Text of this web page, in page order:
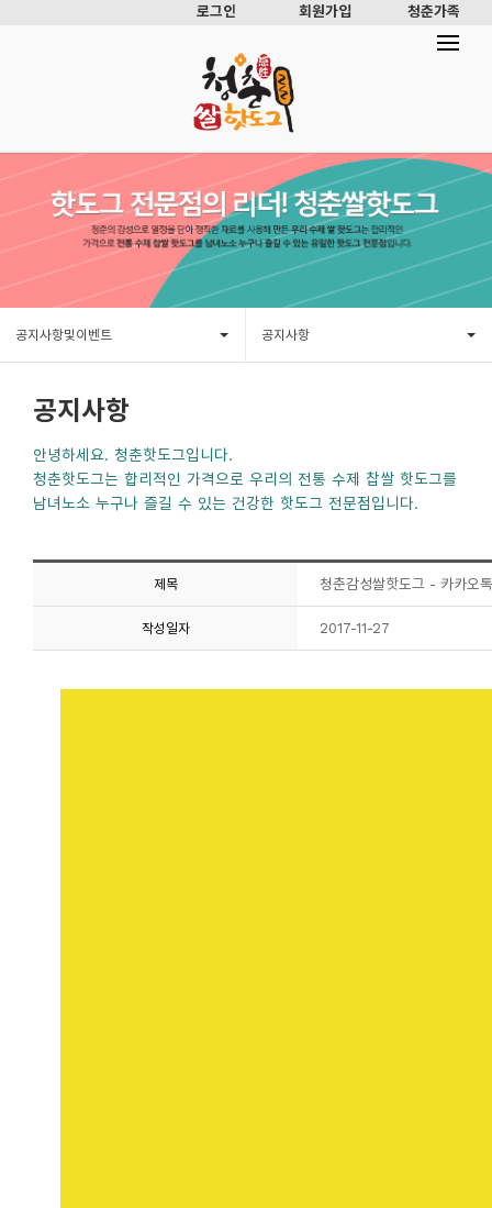
로그인 회원가입 청춘가족
공지사항및이벤트 공지사항
공지사항
안녕하세요. 청춘핫도그입니다.
청춘핫도그는 합리적인 가격으로 우리의 전통 수제 찹쌀 핫도그를
남녀노소 누구나 즐길 수 있는 건강한 핫도그 전문점입니다.
제목 청춘감성쌀핫도그 - 카카오
작성일자 2017-11-27